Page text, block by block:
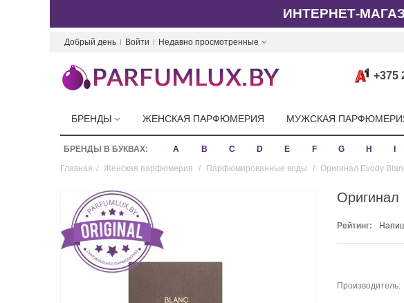
ИНТЕРНЕТ-
Добрый день Войти Недавно просмотренные
+375
БРЕНДЫ ЖЕНСКАЯ ПАРФЮМЕРИЯ МУЖСКАЯ
БРЕНДЫ В БУКВАХ: A B C D E F G H
Главная / Женская парфюмерия / Парфюмированные воды / Оригинал Evody
Оригинал
Рейтинг:
Производитель: